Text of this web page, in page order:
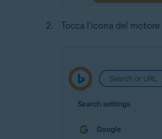
Tocca l'icona del